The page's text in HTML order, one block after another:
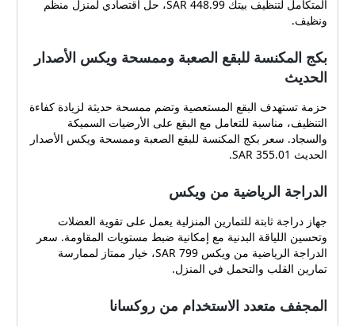
المتكامل لتنظيف بيتك 448.99 SAR، حل اقتصادي لمنزل منظم
ونظيف.
بكج المكنسة للبقع الصعبة وممسحة ويكس الأصدار
الحديث
حزمة تستهدف البقع المستعصية وتضم ممسحة حديثة لزيادة كفاءة
التنظيف، مناسبة للتعامل مع البقع على الأرضيات السميكة
والسجاد. سعر بكج المكنسة للبقع الصعبة وممسحة ويكس الأصدار
الحديث 355.01 SAR.
الدراجة الرياضية من ويكس
جهاز دراجة ثابتة للتمارين المنزلية يعمل على تقوية العضلات
وتحسين اللياقة البدنية مع إمكانية ضبط مستويات المقاومة. سعر
الدراجة الرياضية من ويكس 799 SAR، خيار ممتاز لممارسة
تمارين القلب والتحمل في المنزل.
المجفف متعدد الاستخدام من روكسانا